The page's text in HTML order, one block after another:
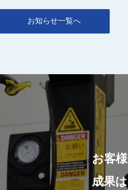
お知らせ一覧へ
お客
成果